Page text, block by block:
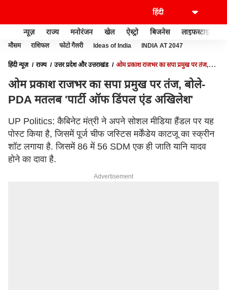
न्यूज़ राज्य मनोरंजन खेल ऐस्ट्रो बिजनेस लाइफस्टाइल
मौसम राशिफल फोटो गैलरी Ideas of India INDIA AT 2047
हिंदी न्यूज़ राज्य उत्तर प्रदेश और उत्तराखंड
ओम प्रकाश राजभर का सपा प्रमुख पर तंज,
ओम प्रकाश राजभर का सपा प्रमुख पर तंज, बोले-
PDA मतलब 'पार्टी ऑफ डिंपल एंड अखिलेश'
UP Politics: कैबिनेट मंत्री ने अपने सोशल मीडिया हैंडल पर यह
पोस्ट किया है, जिसमें पूर्ज चीफ जस्टिस मर्केंडेय काटजू का स्क्रीन
शॉट लगाया है. जिसमें 86 में 56 SDM एक ही जाति यानि यादव
होने का दावा है.
Advertisement